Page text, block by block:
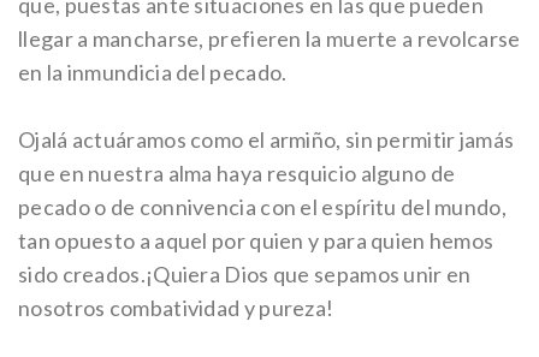
llegar a mancharse, prefieren la muerte a revolcarse
en la inmundicia del pecado.
Ojalá actuáramos como el armiño, sin permitir jamás
que en nuestra alma haya resquicio alguno de
pecado o de connivencia con el espíritu del mundo,
tan opuesto a aquel por quien y para quien hemos
sido creados.¡Quiera Dios que sepamos unir en
nosotros combatividad y pureza!